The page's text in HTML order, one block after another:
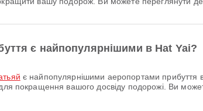
є найпопулярнішими в Hat Yai?
є найпопулярнішими аеропортами прибуття
покращення вашого досвіду подорожі. Ви